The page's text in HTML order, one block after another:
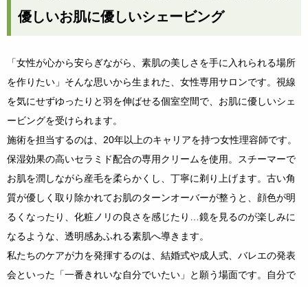
優しいお肌に優しいシェービング
「女性が心から安らぎながら、素肌の美しさを手に入れられる場所
を作りたい」そんな思いから生まれた、女性専用サロンです。視線
を気にせずゆったりと羽を伸ばせる個室空間で、お肌に優しいシェ
ービングを受けられます。
施術を担当するのは、20年以上のキャリアを持つ女性理容師です。
保湿効果の高いセラミド配合の専用クリームを使用。スチーマーで
お肌を潤しながら産毛を柔らかくし、丁寧に剃り上げます。古い角
質が優しく取り除かれてお肌のターンオーバーが整うと、顔色が明
るくなったり、化粧ノリの良さを感じたり…鏡を見るのが楽しみに
なるような、透明感あふれる素肌へ導きます。
私たちのケアが力を発揮するのは、結婚式や成人式、バレエの発表
会といった「一番きれいな自分でいたい」と願う場面です。自分で